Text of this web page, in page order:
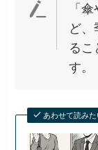
「
ど、
るこ
す。
あわせて読みた